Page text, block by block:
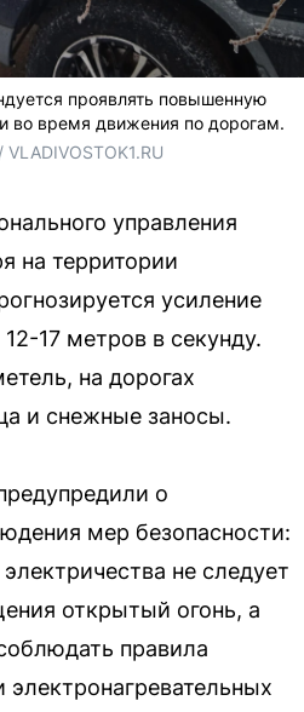
проявлять повышенную
во время движения по дорогам.
управления
на территории
усиление
17 метров в секунду.
на дорогах
и снежные заносы.
о
мер безопасности:
не следует
открытый огонь, а
правила
электронагревательных